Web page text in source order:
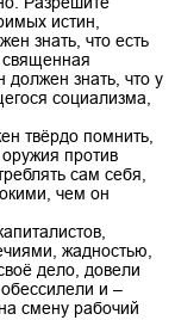
истин,
знать, что есть
священная
должен знать, что у
социализма,
твёрдо помнить,
против
сам себя,
чем он
жадностью,
дело, довели
и –
смену рабочий